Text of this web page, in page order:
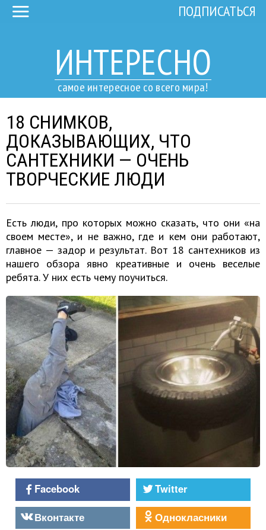
ИНТЕРЕСНО
самое интересное со всего мира!
ПОДПИСАТЬСЯ
18 СНИМКОВ,
ДОКАЗЫВАЮЩИХ, ЧТО
САНТЕХНИКИ — ОЧЕНЬ
ТВОРЧЕСКИЕ ЛЮДИ
Есть люди, про которых можно сказать, что они «на
своем месте», и не важно, где и кем они работают,
главное — задор и результат. Вот 18 сантехников из
нашего обзора явно креативные и очень веселые
ребята. У них есть чему поучиться.
Facebook
Twitter
Вконтакте
Однокласники